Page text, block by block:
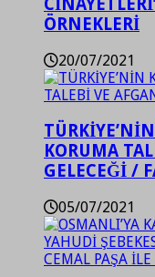
ÖRNEKLERİ
20/07/2021
KORUMA
GELECEĞİ /
05/07/2021